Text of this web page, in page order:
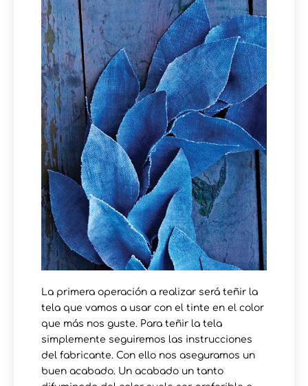
La primera operación a realizar será teñir la
tela que vamos a usar con el tinte en el color
que más nos guste. Para teñir la tela
simplemente seguiremos las instrucciones
del fabricante. Con ello nos aseguramos un
buen acabado. Un acabado un tanto